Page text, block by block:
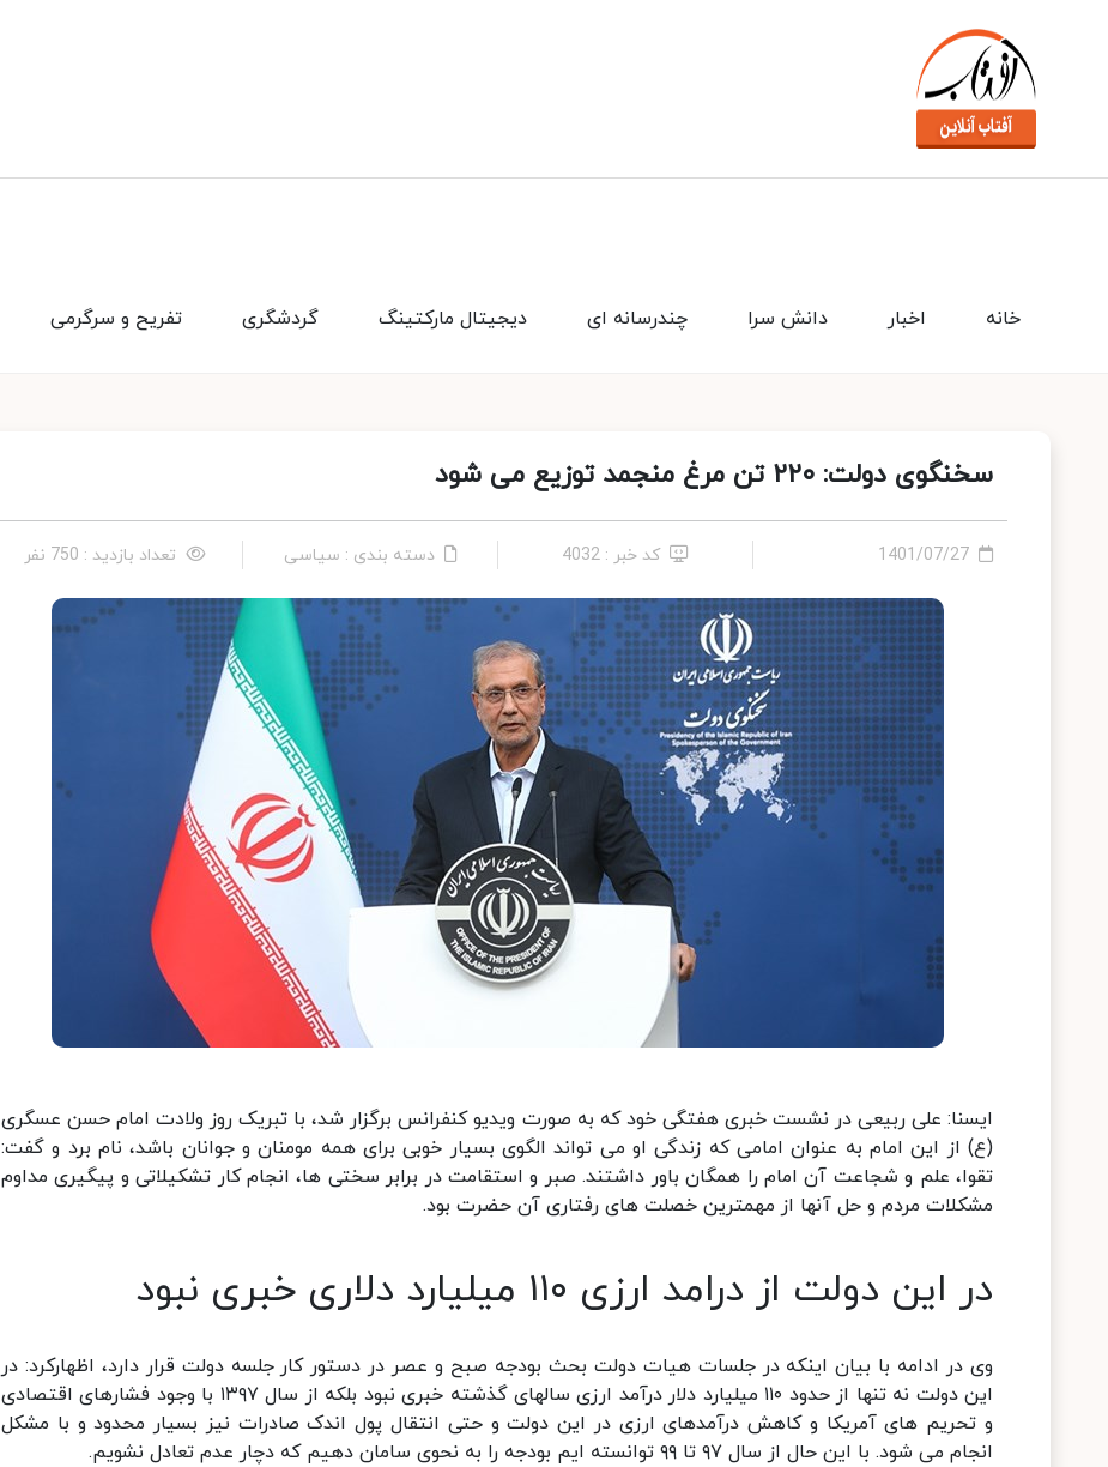
تفریح و سرگرمی گردشگری دیجیتال مارکتینگ چندرسانه ای دانش سرا اخبار خانه
سخنگوی دولت: ۲۲۰ تن مرغ منجمد توزیع می شود
1401/07/27 کد خبر : 4032 دسته بندی : سیاسی تعداد بازدید : 750 نفر
ایسنا: علی ربیعی در نشست خبری هفتگی خود که به صورت ویدیو کنفرانس برگزار شد، با تبریک روز ولادت امام حسن عسگری
(ع) از این امام به عنوان امامی که زندگی او می تواند الگوی بسیار خوبی برای همه مومنان و جوانان باشد، نام برد و گفت:
تقوا، علم و شجاعت آن امام را همگان باور داشتند. صبر و استقامت در برابر سختی ها، انجام کار تشکیلاتی و پیگیری مداوم
مشکلات مردم و حل آنها از مهمترین خصلت های رفتاری آن حضرت بود.
در این دولت از درامد ارزی ۱۱۰ میلیارد دلاری خبری نبود
وی در ادامه با بیان اینکه در جلسات هیات دولت بحث بودجه صبح و عصر در دستور کار جلسه دولت قرار دارد، اظهارکرد: در
این دولت نه تنها از حدود ۱۱۰ میلیارد دلار درآمد ارزی سالهای گذشته خبری نبود بلکه از سال ۱۳۹۷ با وجود فشارهای اقتصادی
و تحریم های آمریکا و کاهش درآمدهای ارزی در این دولت و حتی انتقال پول اندک صادرات نیز بسیار محدود و با مشکل
انجام می شود. با این حال از سال ۹۷ تا ۹۹ توانسته ایم بودجه را به نحوی سامان دهیم که دچار عدم تعادل نشویم.